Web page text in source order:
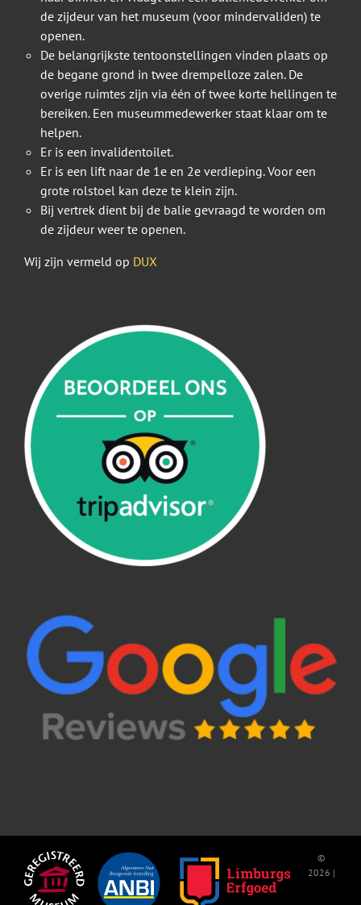
de zijdeur van het museum (voor mindervaliden) te
openen.
De belangrijkste tentoonstellingen vinden plaats op
de begane grond in twee drempelloze zalen. De
overige ruimtes zijn via één of twee korte hellingen te
bereiken. Een museummedewerker staat klaar om te
helpen.
Er is een invalidentoilet.
Er is een lift naar de 1e en 2e verdieping. Voor een
grote rolstoel kan deze te klein zijn.
Bij vertrek dient bij de balie gevraagd te worden om
de zijdeur weer te openen.
Wij zijn vermeld op DUX
©
2026 |